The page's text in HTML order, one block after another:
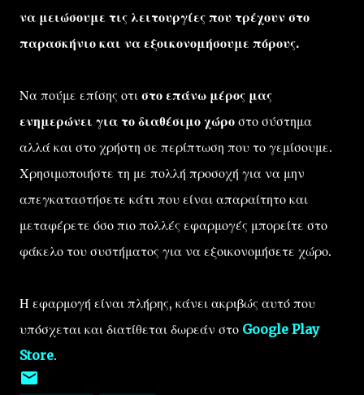
να μειώσουμε τις λειτουργίες που τρέχουν στο
παρασκήνιο και να εξοικονομήσουμε πόρους.
Να πούμε επίσης οτι στο επάνω μέρος μας
ενημερώνει για το διαθέσιμο χώρο στο σύστημα
αλλά και στο χρήστη σε περίπτωση που το γεμίσουμε.
Χρησιμοποιήστε τη με πολλή προσοχή για να μην
απεγκαταστήσετε κάτι που είναι απαραίτητο και
μεταφέρετε όσο πιο πολλές εφαρμογές μπορείτε στο
φάκελο του συστήματος για να εξοικονομήσετε χώρο.
Η εφαρμογή είναι πλήρης, κάνει ακριβώς αυτό που
υπόσχεται και διατίθεται δωρεάν στο Google Play
Store.